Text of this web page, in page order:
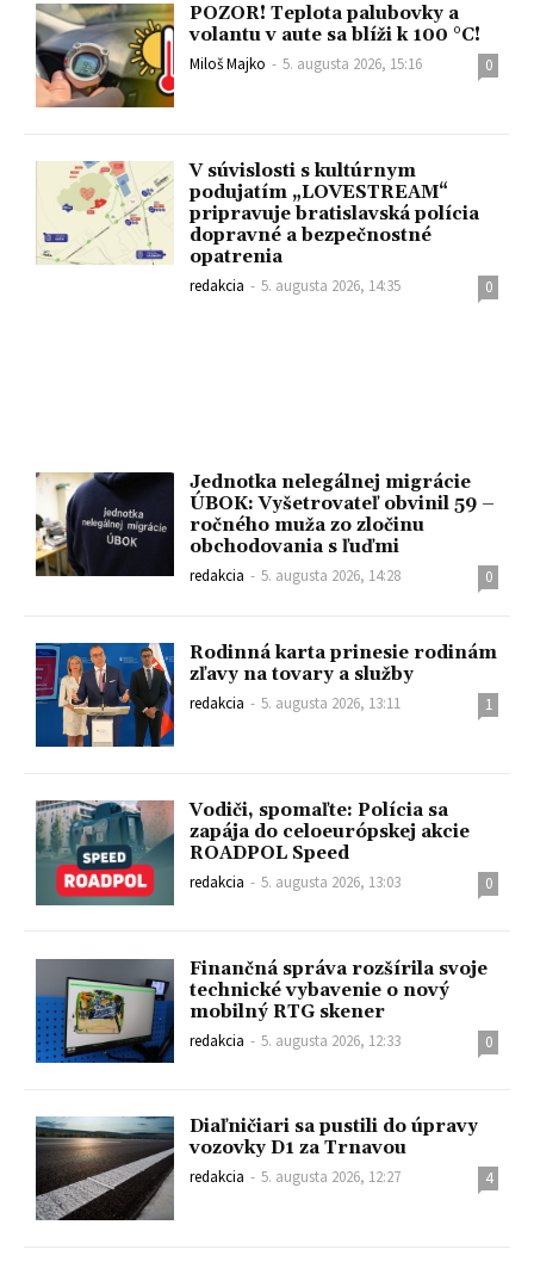
POZOR! Teplota palubovky a
volantu v aute sa blíži k 100 °C!
Miloš Majko - 5. augusta 2026, 15:16 0
V súvislosti s kultúrnym
podujatím „LOVESTREAM“
pripravuje bratislavská polícia
dopravné a bezpečnostné
opatrenia
redakcia - 5. augusta 2026, 14:35 0
Jednotka nelegálnej migrácie
ÚBOK: Vyšetrovateľ obvinil 59 –
ročného muža zo zločinu
obchodovania s ľuďmi
redakcia - 5. augusta 2026, 14:28 0
Rodinná karta prinesie rodinám
zľavy na tovary a služby
redakcia - 5. augusta 2026, 13:11 1
Vodiči, spomaľte: Polícia sa
zapája do celoeurópskej akcie
ROADPOL Speed
redakcia - 5. augusta 2026, 13:03 0
Finančná správa rozšírila svoje
technické vybavenie o nový
mobilný RTG skener
redakcia - 5. augusta 2026, 12:33 0
Diaľničiari sa pustili do úpravy
vozovky D1 za Trnavou
redakcia - 5. augusta 2026, 12:27 4